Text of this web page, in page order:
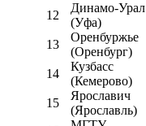
12
Динамо-Урал
(Уфа)
13
Оренбуржье
(Оренбург)
14
Кузбасс
(Кемерово)
15
Ярославич
(Ярославль)